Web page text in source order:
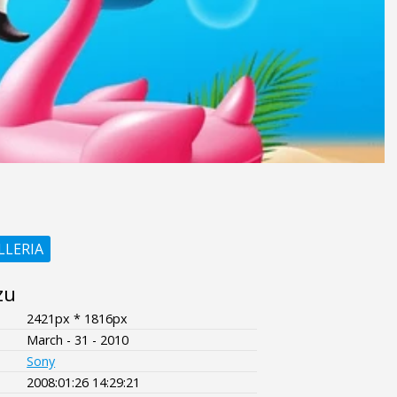
2421px * 1816px
March - 31 - 2010
Sony
2008:01:26 14:29:21